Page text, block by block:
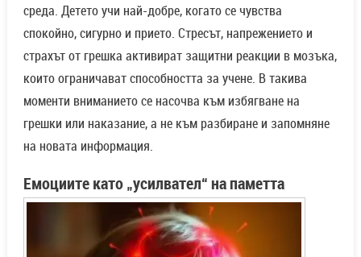
среда. Детето учи най-добре, когато се чувства
спокойно, сигурно и прието. Стресът, напрежението и
страхът от грешка активират защитни реакции в мозъка,
които ограничават способността за учене. В такива
моменти вниманието се насочва към избягване на
грешки или наказание, а не към разбиране и запомняне
на новата информация.
Емоциите като „усилвател“ на паметта